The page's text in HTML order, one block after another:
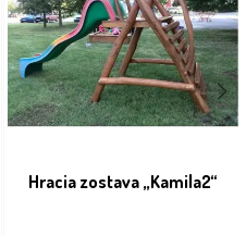
Hracia zostava „Kamila2“